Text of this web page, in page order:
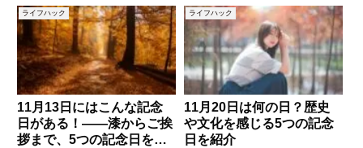
妻に「ありがとう」を伝えること
は、夫婦関係をより深める大切な
習慣です。しかし、いざ言葉にし
いる特別な一日です。普段は意識
することのない日付でも、その意
味や背景を知ることで、日常が少
し豊かに感じられるものです。
ライフハック
11月13日にはこんな記念
日がある！――漆からご挨
拶まで、5つの記念日をめ
ライフハック
11月20日は何の日？歴史
や文化を感じる5つの記念
日を紹介